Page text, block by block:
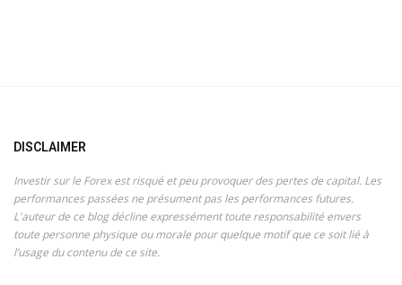
DISCLAIMER
Investir sur le Forex est risqué et peu provoquer des pertes de capital. Les
performances passées ne présument pas les performances futures.
L'auteur de ce blog décline expressément toute responsabilité envers
toute personne physique ou morale pour quelque motif que ce soit lié à
l’usage du contenu de ce site.